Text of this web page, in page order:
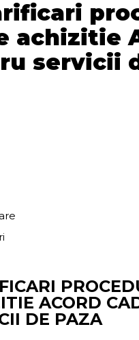
achizitie
servicii
ACORD
DE PAZA